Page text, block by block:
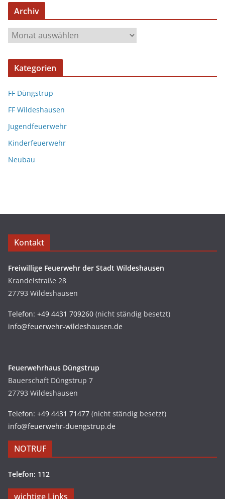
Archiv
Kategorien
FF Düngstrup
FF Wildeshausen
Jugendfeuerwehr
Kinderfeuerwehr
Neubau
Kontakt
Freiwillige Feuerwehr der Stadt Wildeshausen
Krandelstraße 28
27793 Wildeshausen
Telefon: +49 4431 709260 (nicht ständig besetzt)
info@feuerwehr-wildeshausen.de
Feuerwehrhaus Düngstrup
Bauerschaft Düngstrup 7
27793 Wildeshausen
Telefon: +49 4431 71477 (nicht ständig besetzt)
info@feuerwehr-duengstrup.de
NOTRUF
Telefon: 112
wichtige Links